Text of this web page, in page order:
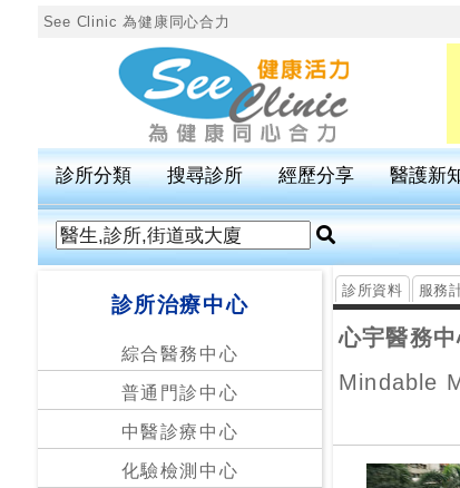
See Clinic 為健康同心合力
所
類
搜
按
搜
診所分類 搜尋診所 經歷分享 醫護新
診所治療中心
綜合醫務中心
普通門診中心
中醫診療中心
化驗檢測中心
診所資料 服務
心宇醫務
Mindable